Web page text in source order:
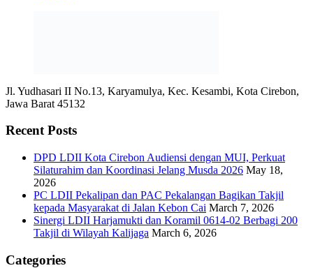
Jl. Yudhasari II No.13, Karyamulya, Kec. Kesambi, Kota Cirebon,
Jawa Barat 45132
Recent Posts
DPD LDII Kota Cirebon Audiensi dengan MUI, Perkuat
Silaturahim dan Koordinasi Jelang Musda 2026 May 18,
2026
PC LDII Pekalipan dan PAC Pekalangan Bagikan Takjil
kepada Masyarakat di Jalan Kebon Cai March 7, 2026
Sinergi LDII Harjamukti dan Koramil 0614-02 Berbagi 200
Takjil di Wilayah Kalijaga March 6, 2026
Categories